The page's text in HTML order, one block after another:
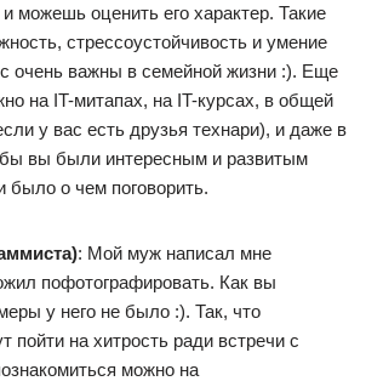
можешь оценить его характер. Такие
стрессоустойчивость и умение
очень важны в семейной жизни :). Еще
на IT-митапах, на IT-курсах, в общей
у вас есть друзья технари), и даже в
вы были интересным и развитым
было о чем поговорить.
: Мой муж написал мне
пофотографировать. Как вы
у него не было :). Так, что
пойти на хитрость ради встречи с
можно на